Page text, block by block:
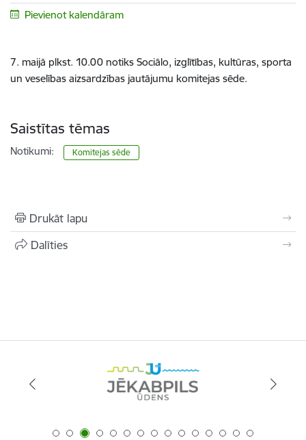
Pievienot kalendāram
7. maijā plkst. 10.00 notiks Sociālo, izglītības, kultūras, sporta
un veselības aizsardzības jautājumu komitejas sēde.
Saistītas tēmas
Notikumi: Komitejas sēde
Drukāt lapu
Dalīties